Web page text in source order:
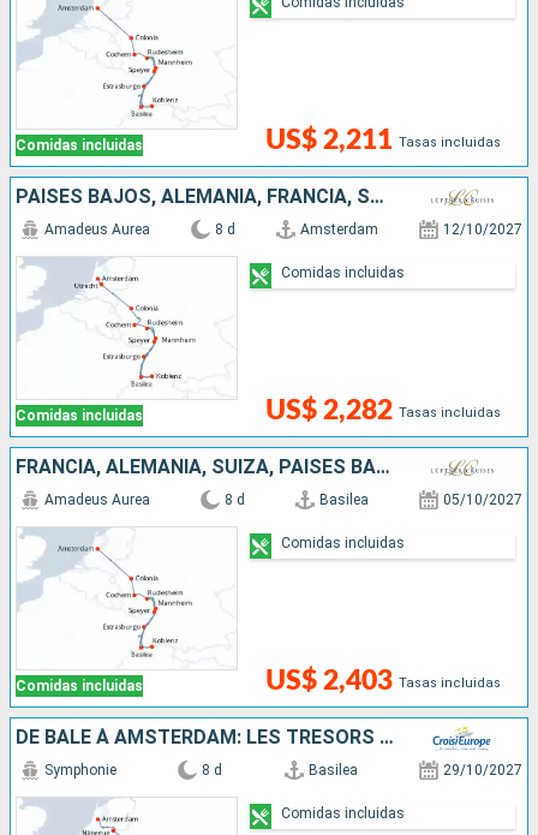
Comidas incluidas US$ 2,211 Tasas incluidas
PAISES BAJOS, ALEMANIA, FRANCIA, SUIZA
Comidas incluidas
Amadeus Aurea 8 d Amsterdam 12/10/2027
US$ 2,282 Tasas incluidas
Comidas incluidas
FRANCIA, ALEMANIA, SUIZA, PAISES BAJOS
Comidas incluidas
Amadeus Aurea 8 d Basilea 05/10/2027
US$ 2,403 Tasas incluidas
Comidas incluidas
DE BÂLE À AMSTERDAM: LES TRÉSORS D'UN FLEUVE MYTHIQUE, LE RHIN
Symphonie 8 d Basilea 29/10/2027
Comidas incluidas